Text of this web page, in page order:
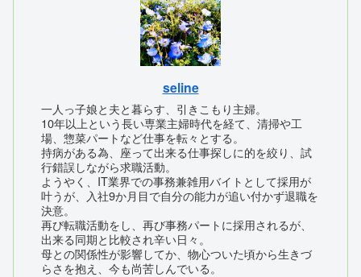
seline
一人っ子娘と夫と暮らす、引きこもり主婦。
10年以上という長い専業主婦時代を経て、清掃や工
場、惣菜パートなど仕事を転々とする。
持病がある為、座って出来る仕事探しに的を絞り、試
行錯誤しながら求職活動。
ようやく、IT業界での事務兼雑用バイトとして採用が
叶うが、入社9か月目で自分の能力が追い付かず退職を
決意。
再び転職活動をし、再び事務パートに採用されるが、
出来る同期と比較され辛い日々。
母との関係性が影響してか、物心ついた頃から生きづ
らさを抱え、今も尚苦しんでいる。